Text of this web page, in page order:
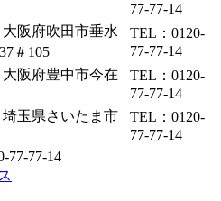
77-77-14
大阪府吹田市垂水
＃105
TEL：0120-
77-77-14
大阪府豊中市今在
TEL：0120-
77-77-14
埼玉県さいたま市
TEL：0120-
77-77-14
77-77-14